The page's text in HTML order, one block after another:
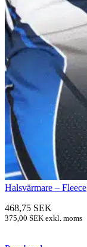
Halsvärmare – Fleece
468,75 SEK
375,00 SEK exkl. moms